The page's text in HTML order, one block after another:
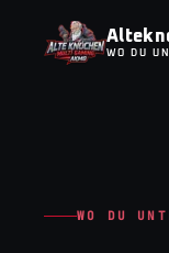
WO DU
WO DU